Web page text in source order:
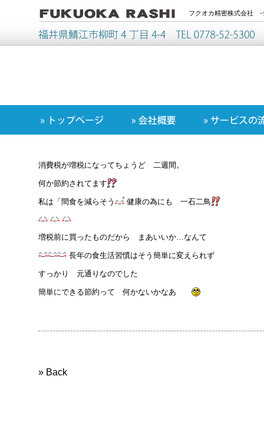
フクオカ精密株式会社 -
消費税が増税になってちょうど 二週間。
何か節約されてます
私は「間食を減らそう 健康の為にも 一石二鳥
増税前に買ったものだから まあいいか…なんて
長年の食生活習慣はそう簡単に変えられず
すっかり 元通りなのでした
簡単にできる節約って 何かないかなあ
» Back